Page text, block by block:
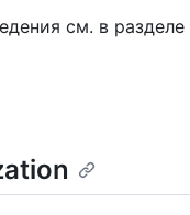
см. в разделе